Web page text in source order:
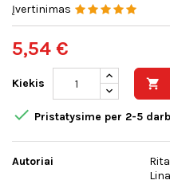
Įvertinimas
5,54 €
Kiekis 
 Pristatysime per 2-5
Autoriai